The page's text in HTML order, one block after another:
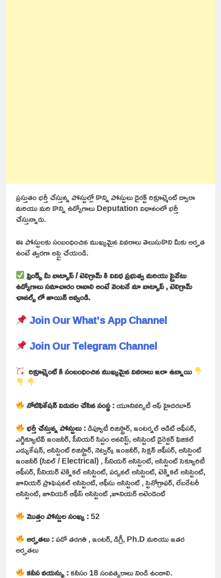
ప్రస్తుతం భర్తీ చేస్తున్న పోస్టుల్లో కొన్ని పోస్టులు డైరక్ట్ రిక్రూట్మెంట్ ద్వారా
మరియు మరి కొన్ని ఉద్యోగాలు Deputation విధానంలో భర్తీ
చేస్తున్నారు.
ఈ పోస్టులకు సంబంధించిన ముఖ్యమైన వివరాలు తెలుసుకొని మీకు అర్హత
ఉంటే త్వరగా అప్లై చేయండి.
ఫ్రెండ్స్ మీ వాట్సాప్ / టెలిగ్రామ్ కి వివిధ ప్రభుత్వ మరియు ప్రైవేటు
ఉద్యోగాలు సమాచారం రావాలి అంటే వెంటనే మా వాట్సాప్ , టెలిగ్రామ్
ఛానల్స్ లో జాయిన్ అవ్వండి.
Join Our What’s App Channel
Join Our Telegram Channel
రిక్రూట్మెంట్ కి సంబంధించిన ముఖ్యమైన వివరాలు ఇలా ఉన్నాయి
నోటిఫికేషన్ విడుదల చేసిన సంస్థ :యూనివర్సిటీ ఆఫ్ హైదరబాద్
భర్తీ చేస్తున్న పోస్టులు :డిప్యూటీ రిజిస్ట్రార్, ఇంటర్నల్ ఆడిట్ ఆఫీసర్,
ఎగ్జిక్యూటివ్ ఇంజనీర్, సీనియర్ సిస్టం అనలిస్ట్, అసిస్టెంట్ డైరెక్టర్ ఫిజికల్
ఎడ్యుకేషన్, అసిస్టెంట్ రిజిస్ట్రార్, నెట్వర్క్ ఇంజనీర్, సెక్షన్ ఆఫీసర్, అసిస్టెంట్
ఇంజనీర్ (సివిల్ / Electrical) , సీనియర్ అసిస్టెంట్, అసిస్టెంట్ సెక్యూరిటీ
ఆఫీసర్, సీనియర్ టెక్నికల్ అసిస్టెంట్, పర్సనల్ అసిస్టెంట్, టెక్నికల్ అసిస్టెంట్,
జూనియర్ ప్రొఫెషనల్ అసిస్టెంట్, ఆఫీసు అసిస్టెంట్ , స్టెనోగ్రాఫర్, లేబరేటరీ
అసిస్టెంట్, జూనియర్ ఆఫీస్ అసిస్టెంట్ ,జూనియర్ అటెండెంట్
మొత్తం పోస్టుల సంఖ్య :52
అర్హతలు :పదో తరగతి , ఇంటర్, డిగ్రీ, Ph.D మరియు ఇతర
అర్హతలు
కనీస వయస్సు :కనీసం 18 సంవత్సరాలు నిండి ఉండాలి.